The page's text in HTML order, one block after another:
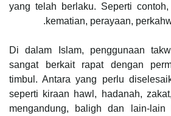
yang telah berlaku. Seperti
kematian, perayaan,
Di dalam Islam, penggunaan
sangat berkait rapat dengan
timbul. Antara yang perlu
seperti kiraan hawl, hadanah,
mengandung, baligh dan lain-lain